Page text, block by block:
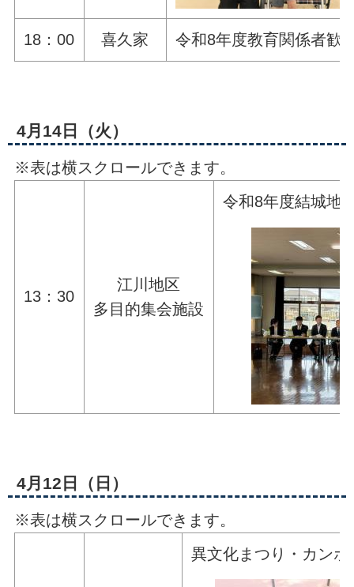
18：00 喜久家 令和8年度教育関係者歓
4月14日（火）
※表は横スクロールできます。
13：30
江川地区
多目的集会施設
令和8年度結城地
4月12日（日）
※表は横スクロールできます。
異文化まつり・カン